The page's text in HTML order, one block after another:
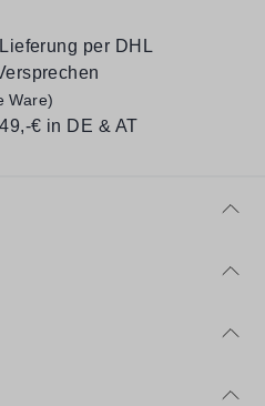
per DHL
Ware)
€ in DE & AT